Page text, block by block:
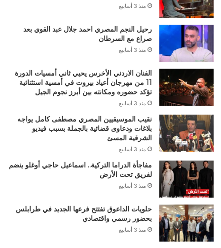
منذ 3 أسابيع
رحيل النجم المصري احمد جلال عبد القوي بعد
صراع مع السرطان
منذ 3 أسابيع
الفنان الاردني الأخرس يحيي ثاني أمسيات الدورة
11 من مهرجان أعياد بيروت في أمسية استثنائية
تؤكد حضوره ومكانته بين أبرز نجوم الجيل
منذ 3 أسابيع
نقيب الموسيقيين المصري مصطفى كامل يواجه
بلاغات ودعاوى قضائية بالجملة بسبب فيديو
الشرقية المسئ
منذ 3 أسابيع
مفاجأة الدراما التركية.. اسماعيل حاجي أوغلو ينضم
لفريق تحت الأرض
منذ 3 أسابيع
حلويات الداعوق تفتتح فرعها الجديد في طرابلس
بحضور رسمي واقتصادي
منذ 3 أسابيع